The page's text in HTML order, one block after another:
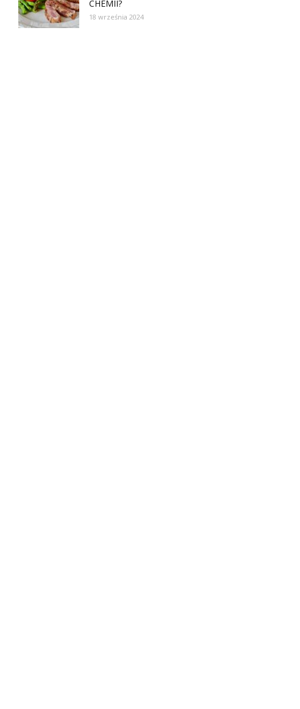
CHEMII?
18 września 2024